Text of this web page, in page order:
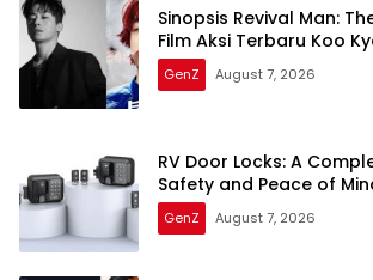
Sinopsis Revival Man:
Film Aksi Terbaru Koo
GenZ August 7, 2026
RV Door Locks: A
Safety and Peace of
GenZ August 7, 2026